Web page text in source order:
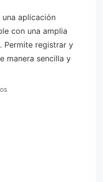
una aplicación
con una amplia
Permite registrar y
manera sencilla y